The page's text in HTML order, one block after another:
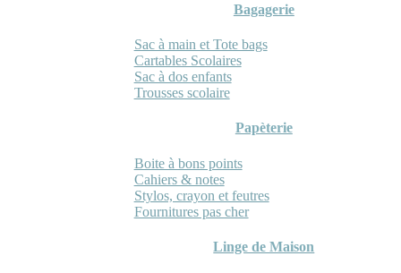
Bagagerie
Sac à main et Tote bags
Cartables Scolaires
Sac à dos enfants
Trousses scolaire
Papèterie
Boite à bons points
Cahiers & notes
Stylos, crayon et feutres
Fournitures pas cher
Linge de Maison